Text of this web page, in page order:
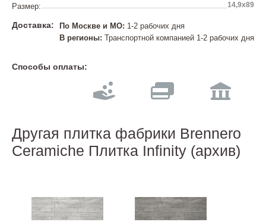
Размер: 14,9x89
Доставка: По Москве и МО: 1-2 рабочих дня
В регионы: Транспортной компанией 1-2 рабочих дня
Способы оплаты:
Другая плитка фабрики Brennero
Ceramiche Плитка Infinity (архив)